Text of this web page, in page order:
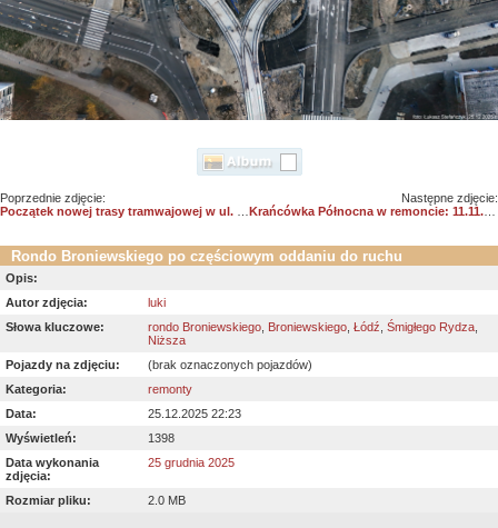
Poprzednie zdjęcie:
Początek nowej trasy tramwajowej w ul. Broniewskiego
Następne zdjęcie:
Krańcówka Północna w remoncie: 11.11.2025 r. /01
Rondo Broniewskiego po częściowym oddaniu do ruchu
Opis:
Autor zdjęcia:
luki
Słowa kluczowe:
rondo Broniewskiego Broniewskiego Łódź Śmigłego Rydza
Niższa
Pojazdy na zdjęciu:
(brak oznaczonych pojazdów)
Kategoria:
remonty
Data:
25.12.2025 22:23
Wyświetleń:
1398
Data wykonania
zdjęcia:
25 grudnia 2025
Rozmiar pliku: 2.0 MB